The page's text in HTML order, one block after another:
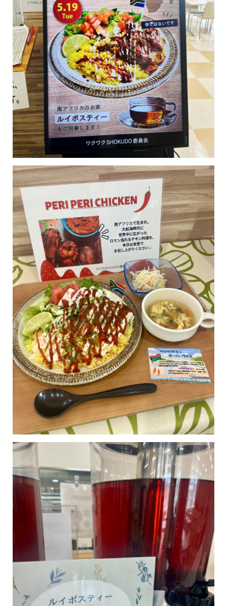
株式会社make better
株式会社ピース
株式会社YAMATO Asia
株式会社Anniversary
カーチョイス・レンタカーサービス株式会社
株式会社AKKO
株式会社プラスぽぽぽ
特定非営利活動法人ホームホスピスこまつ
一般社団法人日本うんこ文化学会
食品の品質・衛生管理トータルサポート事業
ロジスティクス事業
レンタカーサービス事業
福祉就労支援事業
インシュアランス事業
資格認定事業
グローバル・ネットワーク事業